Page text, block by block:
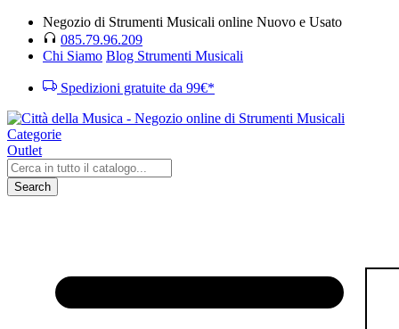
Negozio di Strumenti Musicali online Nuovo e Usato
085.79.96.209
Chi Siamo Blog Strumenti Musicali
Spedizioni gratuite da 99€*
Categorie
Outlet
Search